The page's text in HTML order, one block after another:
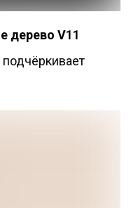
дерево V11